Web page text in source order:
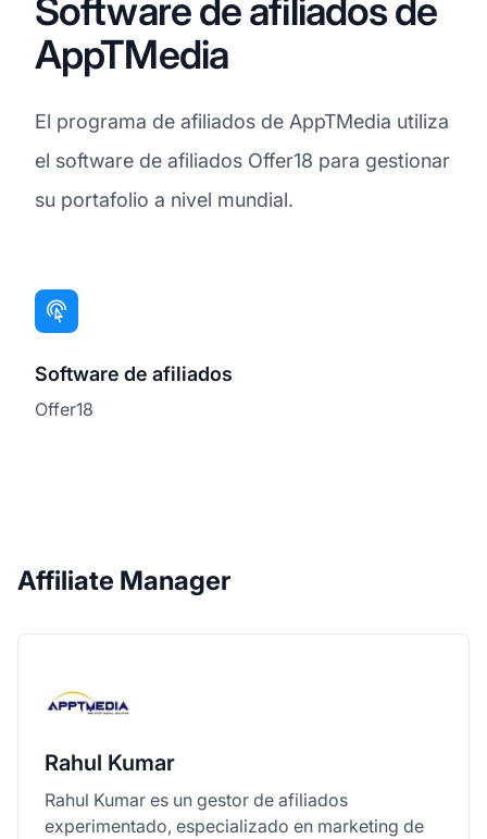
Software de afiliados de
AppTMedia
El programa de afiliados de AppTMedia utiliza
el software de afiliados Offer18 para gestionar
su portafolio a nivel mundial.
Software de afiliados
Offer18
Affiliate Manager
Rahul Kumar
Rahul Kumar es un gestor de afiliados
experimentado, especializado en marketing de